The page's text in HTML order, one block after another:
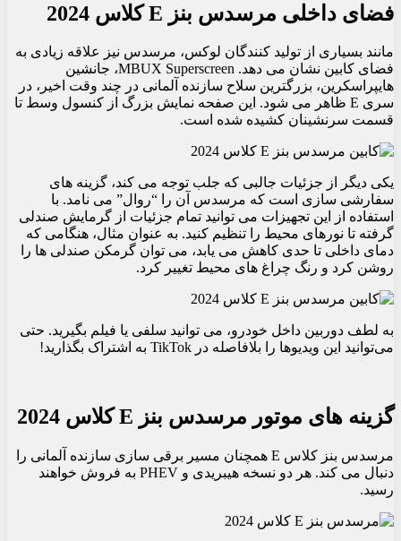
فضای داخلی مرسدس بنز E کلاس 2024
مانند بسیاری از تولید کنندگان لوکس، مرسدس نیز علاقه زیادی به
فضای کابین نشان می دهد. MBUX Superscreen، جانشین
هایپراسکرین، بزرگترین سلاح سازنده آلمانی در چند وقت اخیر، در
سری E ظاهر می شود. این صفحه نمایش بزرگ از کنسول وسط تا
قسمت سرنشینان کشیده شده است.
یکی دیگر از جزئیات جالبی که جلب توجه می کند، گزینه های
سفارشی سازی است که مرسدس آن را “روال” می نامد. با
استفاده از این تجهیزات می توانید تمام جزئیات از گرمایش صندلی
گرفته تا نورهای محیط را تنظیم کنید. به عنوان مثال، هنگامی که
دمای داخلی تا حدی کاهش می یابد، می توان گرمکن صندلی ها را
روشن کرد و رنگ چراغ های محیط تغییر کرد.
به لطف دوربین داخل خودرو، می توانید سلفی یا فیلم بگیرید. حتی
می‌توانید این ویدیوها را بلافاصله در TikTok به اشتراک بگذارید!
گزینه های موتور مرسدس بنز E کلاس 2024
مرسدس بنز کلاس E همچنان مسیر برقی سازی سازنده آلمانی را
دنبال می کند. هر دو نسخه هیبریدی و PHEV به فروش خواهند
رسید.